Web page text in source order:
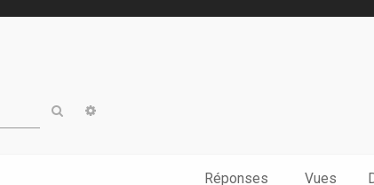
Rechercher
Réponses Vues